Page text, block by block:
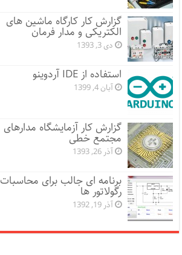
گزارش کار کارگاه ماشین های
الکتریکی و مدار فرمان
دی 3, 1393
استفاده از IDE آردوینو
آبان 4, 1399
گزارش کار آزمایشگاه مدارهای
مجتمع خطی
آذر 26, 1393
برنامه ای جالب برای محاسبات
رگولاتور ها
آذر 19, 1392